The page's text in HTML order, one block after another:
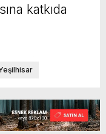
katkıda